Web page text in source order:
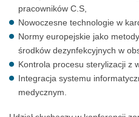
pracowników C.S,
Nowoczesne technologie w
Normy europejskie jako
środków dezynfekcyjnych w
Kontrola procesu sterylizacji z
Integracja systemu
medycznym.